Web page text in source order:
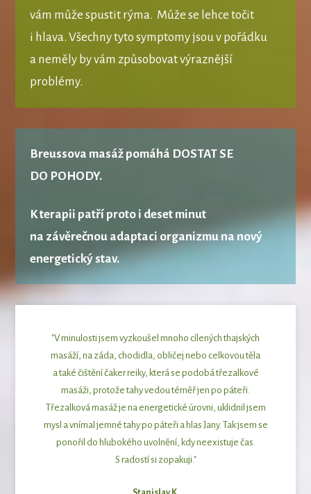
vám může spustit rýma. Může se lehce točit
i hlava. Všechny tyto symptomy jsou v pořádku
a neměly by vám způsobovat výraznější
problémy.
Breussova masáž pomáhá DOSTAT SE
DO POHODY.
K terapii patří proto i deset minut
na závěrečnou adaptaci organizmu na nový
energetický stav.
"V minulosti jsem vyzkoušel mnoho cílených thajských
masáží, na záda, chodidla, obličej nebo celkovou těla
a také čištění čaker reiky, která se podobá třezalkové
masáži, protože tahy vedou téměř jen po páteři.
Třezalková masáž je na energetické úrovni, uklidnil jsem
mysl a vnímal jemné tahy po páteři a hlas Jany. Tak jsem se
ponořil do hlubokého uvolnění, kdy neexistuje čas.
S radostí si zopakuji."